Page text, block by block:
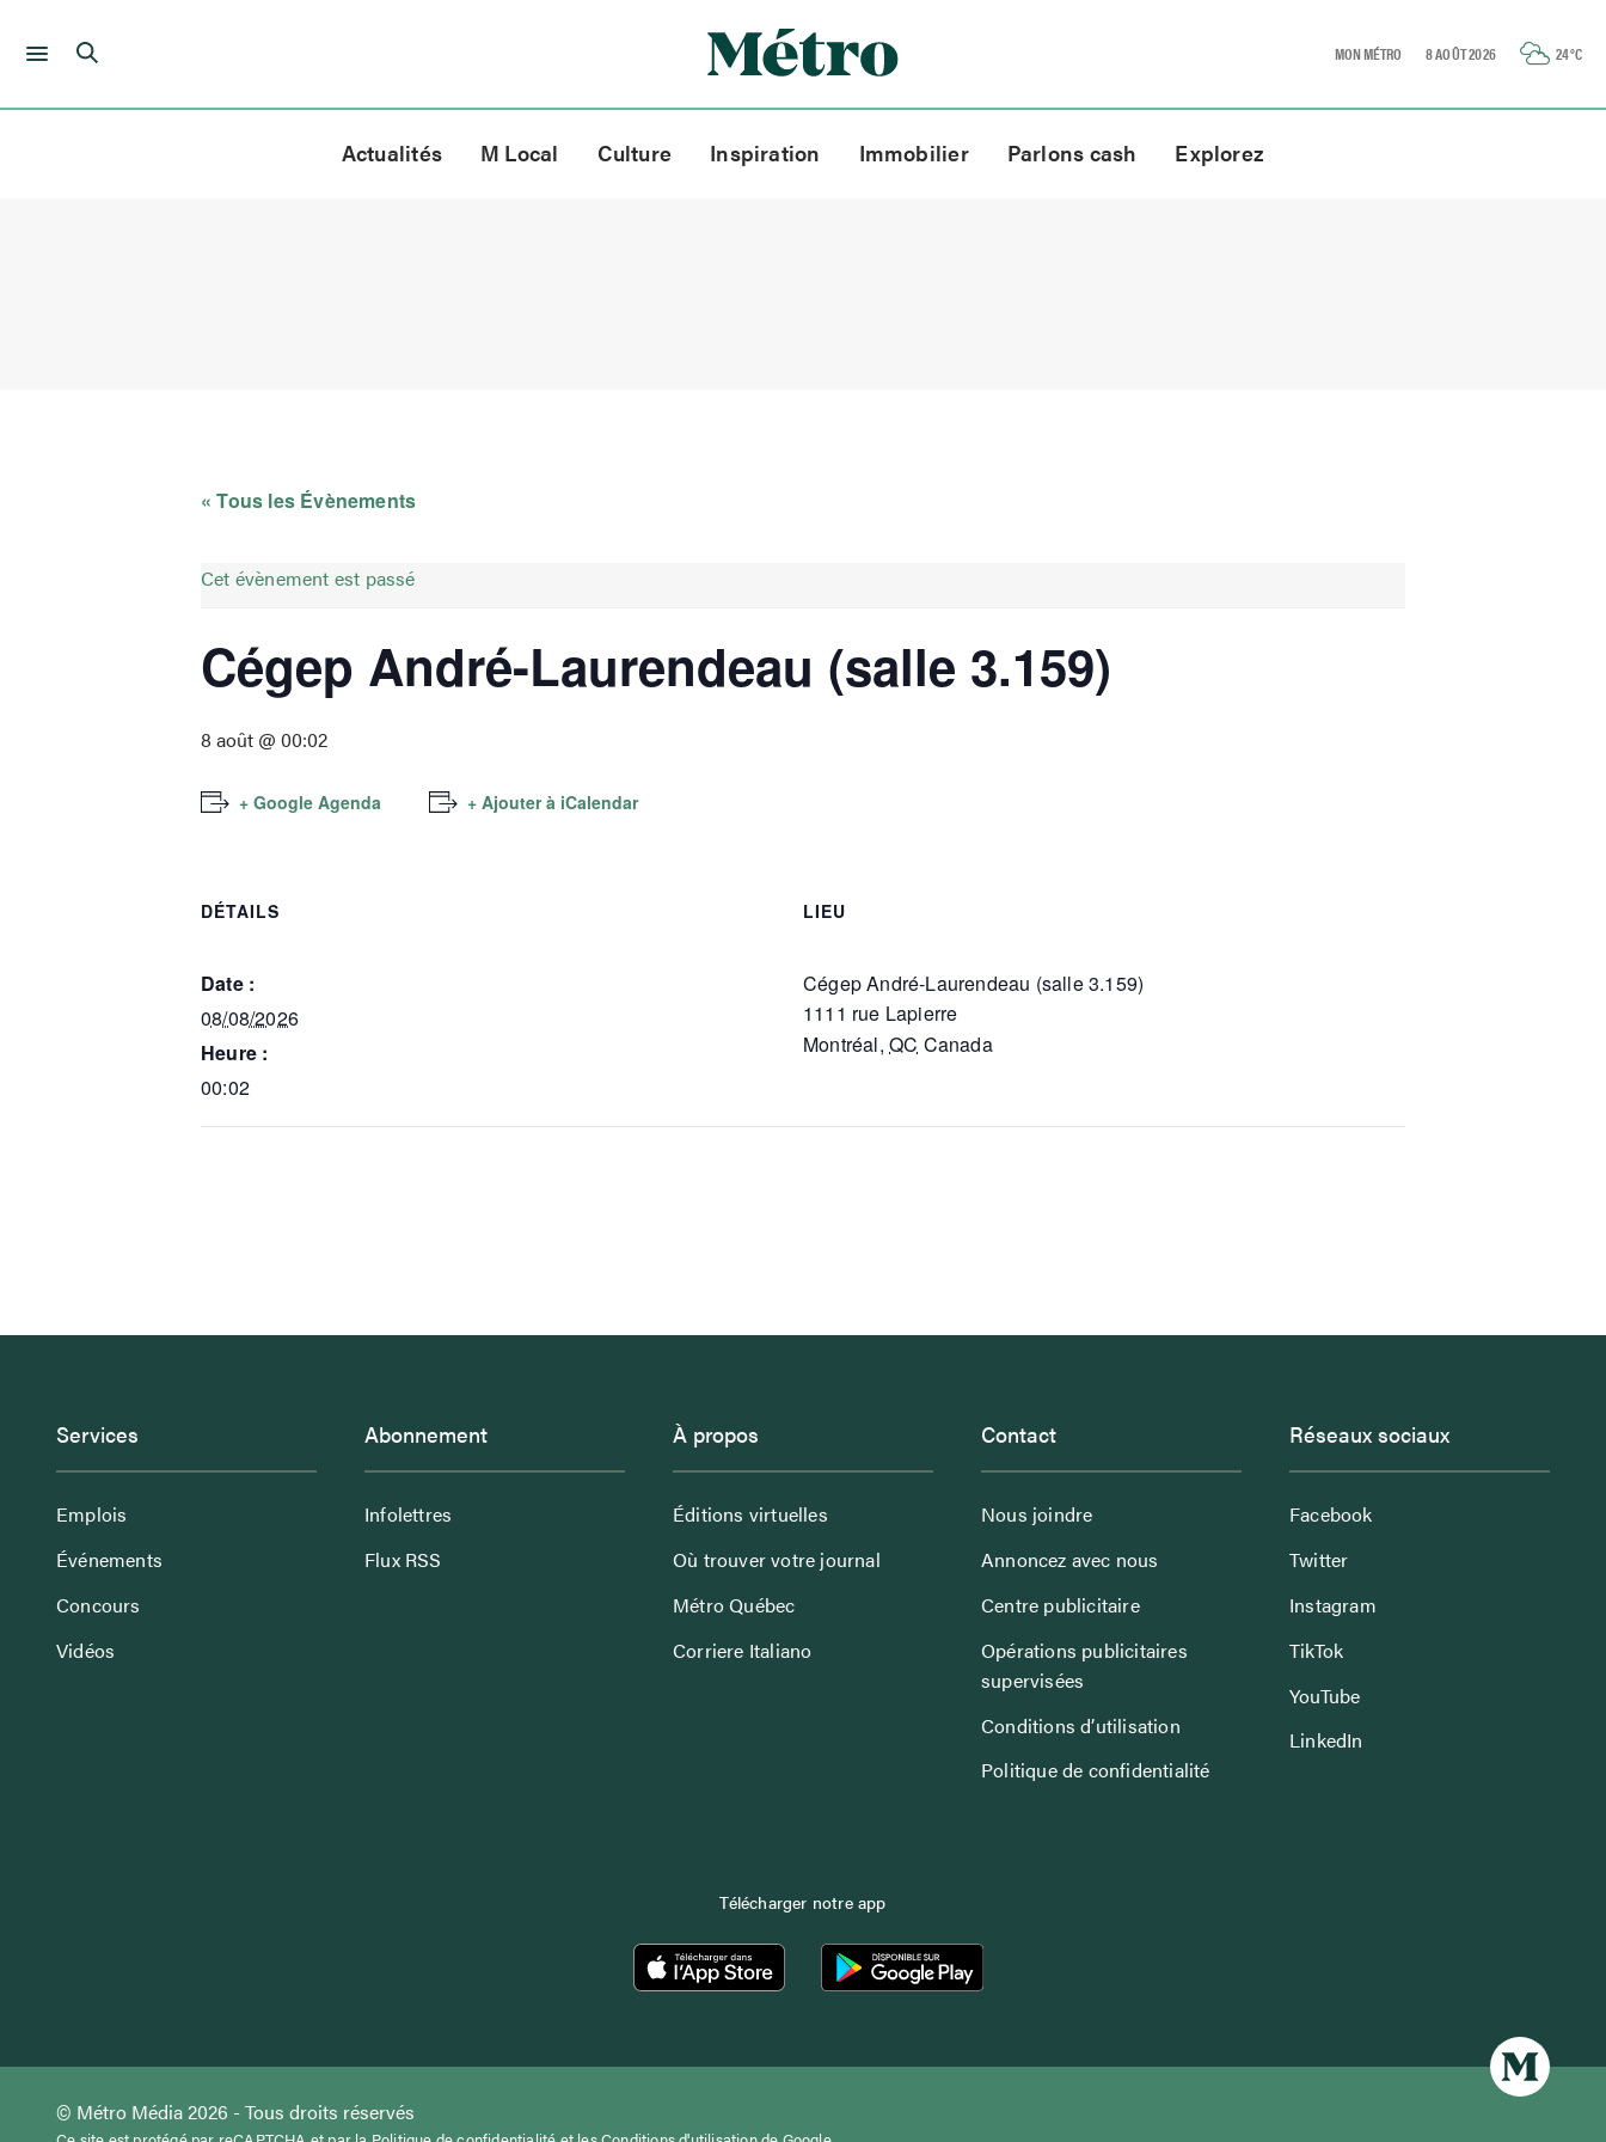
Skip
MON MÉTRO 8 AOÛT 2026 24°C
Actualités M Local Culture Inspiration Immobilier Parlons cash Explorez
« Tous les Évènements
Cet évènement est passé
Cégep André-Laurendeau (salle 3.159)
8 août @ 00:02
+ Google Agenda + Ajouter à iCalendar
DÉTAILS
Date :
08/08/2026
Heure :
00:02
LIEU
Cégep André-Laurendeau (salle 3.159)
1111 rue Lapierre
Montréal, QC Canada
Services
Emplois
Événements
Concours
Vidéos
Abonnement
Infolettres
Flux RSS
À propos
Éditions virtuelles
Où trouver votre journal
Métro Québec
Corriere Italiano
Contact
Nous joindre
Annoncez avec nous
Centre publicitaire
Opérations publicitaires
supervisées
Conditions d’utilisation
Politique de confidentialité
Réseaux sociaux
Facebook
Twitter
Instagram
TikTok
YouTube
LinkedIn
Télécharger notre app
© Métro Média 2026 - Tous droits réservés